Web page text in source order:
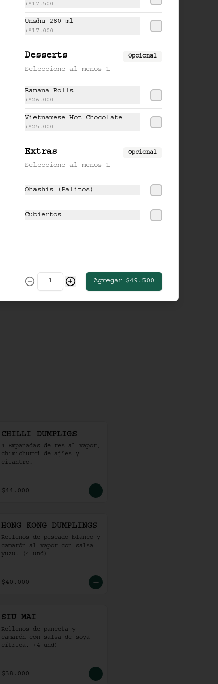
glaseadas, kimchi, salsa BBQ
$58.500
KO SHRIMP TEMPURA
de cítricos, cebolla,
ligeramente picante.
$36.000
CHILLI DUMPLIGS
4 Empanadas de res al vapor,
chimichurri de ajíes y
cilantro.
$44.000
HONG KONG DUMPLINGS
Rellenos de pescado blanco y
camarón al vapor con salsa
yuzu. (4 und)
$40.000
SIU MAI
Rellenos de panceta y
camarón con salsa de soya
cítrica. (4 und)
$38.000
+$17.500
Unshu 280 ml
+$17.000
Desserts Opcional
Seleccione al menos 1
Banana Rolls
+$26.000
Vietnamese Hot Chocolate
+$25.000
Extras Opcional
Seleccione al menos 1
Ohashis (Palitos)
Cubiertos
Agregar $49.500